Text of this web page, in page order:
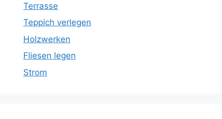
Terrasse
Teppich verlegen
Holzwerken
Fliesen legen
Strom